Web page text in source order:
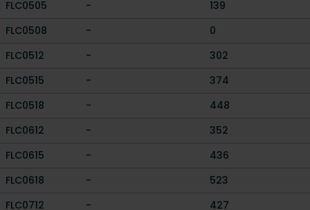
FLC0505 -
139
FLC0508
-
0
FLC0512
-
302
FLC0515
-
374
FLC0518
-
448
FLC0612
-
352
FLC0615
-
436
FLC0618
-
523
FLC0712
-
427